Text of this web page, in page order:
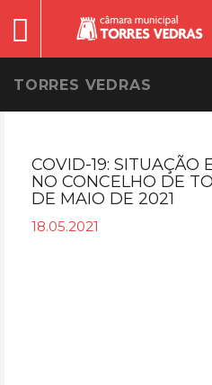
TORRES VEDRAS
COVID-19: SITUAÇÃO
NO CONCELHO DE
DE MAIO DE 2021
18.05.2021